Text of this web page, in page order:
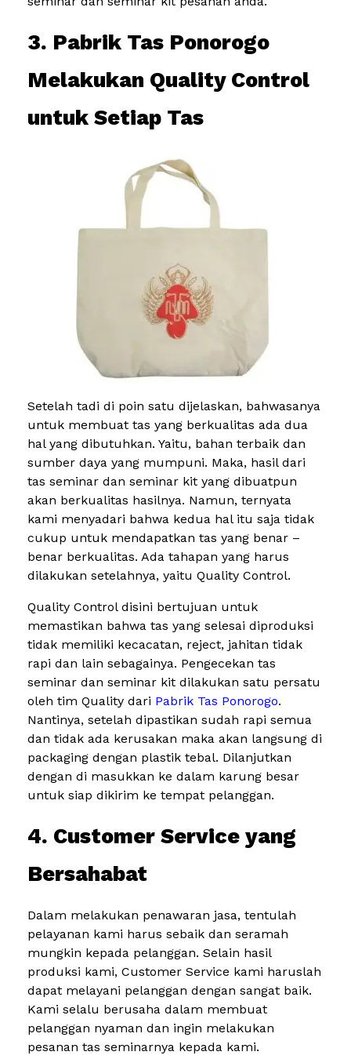
3. Pabrik Tas Ponorogo
Melakukan Quality Control
untuk Setiap Tas
Setelah tadi di poin satu dijelaskan, bahwasanya
untuk membuat tas yang berkualitas ada dua
hal yang dibutuhkan. Yaitu, bahan terbaik dan
sumber daya yang mumpuni. Maka, hasil dari
tas seminar dan seminar kit yang dibuatpun
akan berkualitas hasilnya. Namun, ternyata
kami menyadari bahwa kedua hal itu saja tidak
cukup untuk mendapatkan tas yang benar –
benar berkualitas. Ada tahapan yang harus
dilakukan setelahnya, yaitu Quality Control.
Quality Control disini bertujuan untuk
memastikan bahwa tas yang selesai diproduksi
tidak memiliki kecacatan, reject, jahitan tidak
rapi dan lain sebagainya. Pengecekan tas
seminar dan seminar kit dilakukan satu persatu
oleh tim Quality dari Pabrik Tas Ponorogo.
Nantinya, setelah dipastikan sudah rapi semua
dan tidak ada kerusakan maka akan langsung di
packaging dengan plastik tebal. Dilanjutkan
dengan di masukkan ke dalam karung besar
untuk siap dikirim ke tempat pelanggan.
4. Customer Service yang
Bersahabat
Dalam melakukan penawaran jasa, tentulah
pelayanan kami harus sebaik dan seramah
mungkin kepada pelanggan. Selain hasil
produksi kami, Customer Service kami haruslah
dapat melayani pelanggan dengan sangat baik.
Kami selalu berusaha dalam membuat
pelanggan nyaman dan ingin melakukan
pesanan tas seminarnya kepada kami.